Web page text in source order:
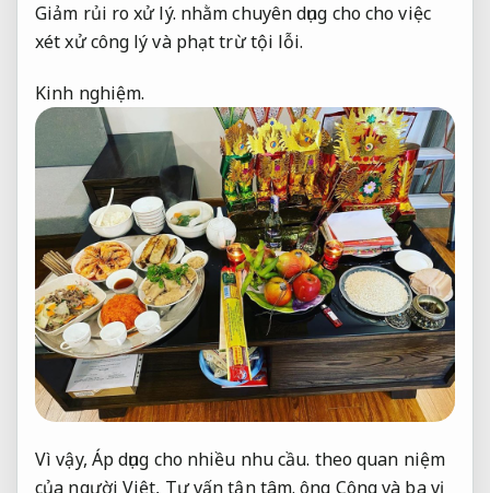
Giảm rủi ro xử lý. nhằm chuyên dụng cho cho việc
xét xử công lý và phạt trừ tội lỗi.
Kinh nghiệm.
Vì vậy, Áp dụng cho nhiều nhu cầu. theo quan niệm
của người Việt, Tư vấn tận tâm. ông Công và ba vị